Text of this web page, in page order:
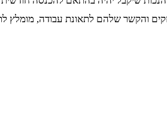
והקשר שלהם לתאונת עבודה, מומלץ